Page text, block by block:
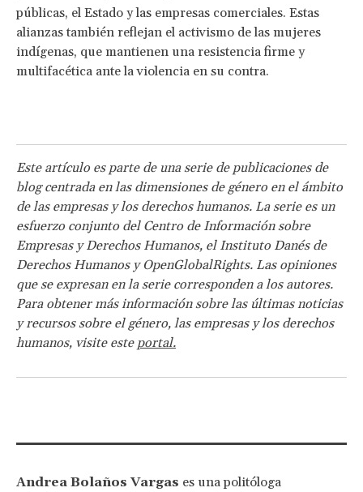
públicas, el Estado y las empresas comerciales. Estas
alianzas también reflejan el activismo de las mujeres
indígenas, que mantienen una resistencia firme y
multifacética ante la violencia en su contra.
Este artículo es parte de una serie de publicaciones de
blog centrada en las dimensiones de género en el ámbito
de las empresas y los derechos humanos. La serie es un
esfuerzo conjunto del Centro de Información sobre
Empresas y Derechos Humanos, el Instituto Danés de
Derechos Humanos y OpenGlobalRights. Las opiniones
que se expresan en la serie corresponden a los autores.
Para obtener más información sobre las últimas noticias
y recursos sobre el género, las empresas y los derechos
humanos, visite este portal.
Andrea Bolaños Vargas es una politóloga